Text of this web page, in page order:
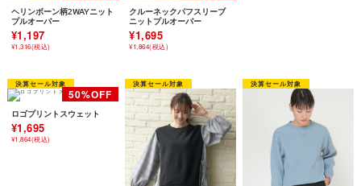
ヘリンボーン柄2WAYニット
プルオーバー
¥1,197
¥1,316(税込)
クルーネックパフスリーブ
ニットプルオーバー
¥1,695
¥1,864(税込)
ロゴプリントスウェット
¥1,695
¥1,864(税込)